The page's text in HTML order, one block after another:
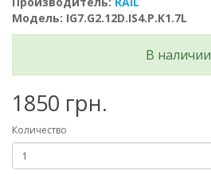
Модель: IG7.G2.12D.IS4.P.K1.7L
В наличии
1850 грн.
Количество